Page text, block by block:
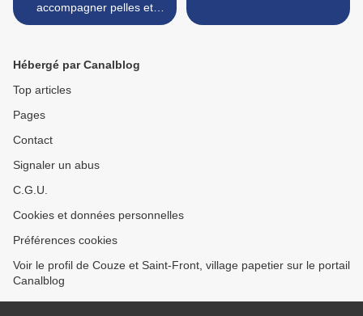
accompagner pelles et
pioches !
Hébergé par Canalblog
Top articles
Pages
Contact
Signaler un abus
C.G.U.
Cookies et données personnelles
Préférences cookies
Voir le profil de Couze et Saint-Front, village papetier sur le portail
Canalblog